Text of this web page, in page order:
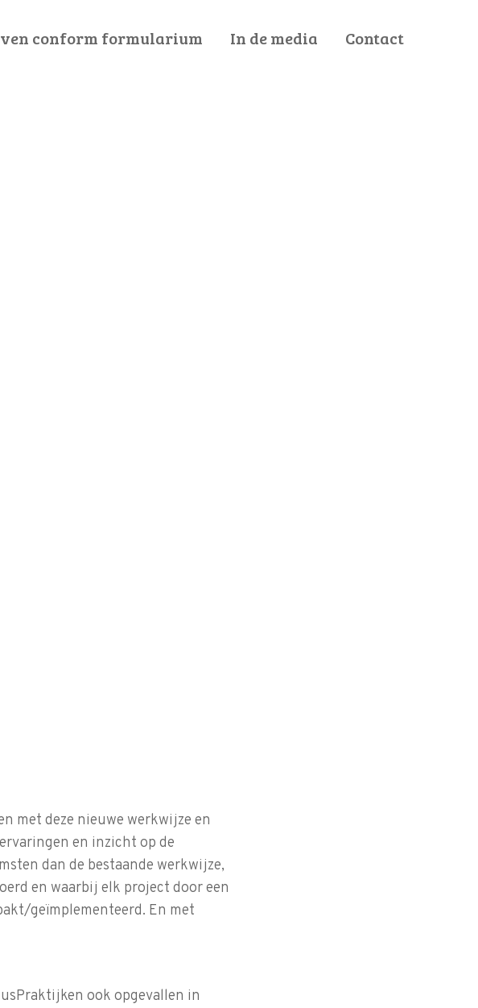
conform formularium In de media Contact
met deze nieuwe werkwijze en
en inzicht op de
dan de bestaande werkwijze,
en waarbij elk project door een
geïmplementeerd. En met
ook opgevallen in